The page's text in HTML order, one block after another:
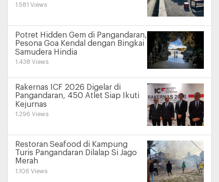
1.581 Views
Potret Hidden Gem di Pangandaran,
Pesona Goa Kendal dengan Bingkai
Samudera Hindia
1.438 Views
Rakernas ICF 2026 Digelar di
Pangandaran, 450 Atlet Siap Ikuti
Kejurnas
1.296 Views
Restoran Seafood di Kampung
Turis Pangandaran Dilalap Si Jago
Merah
1.106 Views